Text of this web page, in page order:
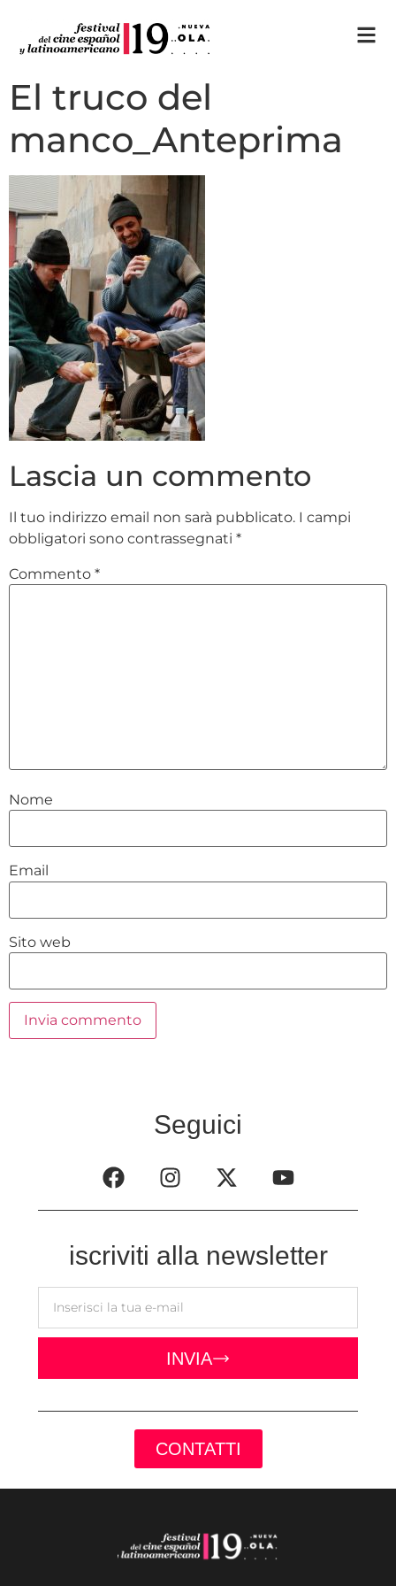
El truco del
manco_Anteprima
Lascia un commento
Il tuo indirizzo email non sarà pubblicato. I campi
obbligatori sono contrassegnati *
Commento *
Nome
Email
Sito web
Seguici
iscriviti alla newsletter
INVIA
CONTATTI